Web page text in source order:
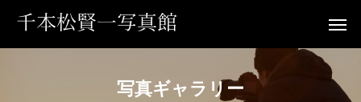
写真ギャ ラ リ ー